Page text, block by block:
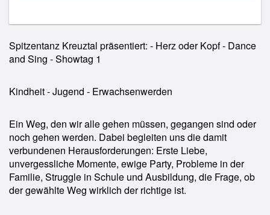
Spitzentanz Kreuztal präsentiert: - Herz oder Kopf - Dance
and Sing - Showtag 1
Kindheit - Jugend - Erwachsenwerden
Ein Weg, den wir alle gehen müssen, gegangen sind oder
noch gehen werden. Dabei begleiten uns die damit
verbundenen Herausforderungen: Erste Liebe,
unvergessliche Momente, ewige Party, Probleme in der
Familie, Struggle in Schule und Ausbildung, die Frage, ob
der gewählte Weg wirklich der richtige ist.